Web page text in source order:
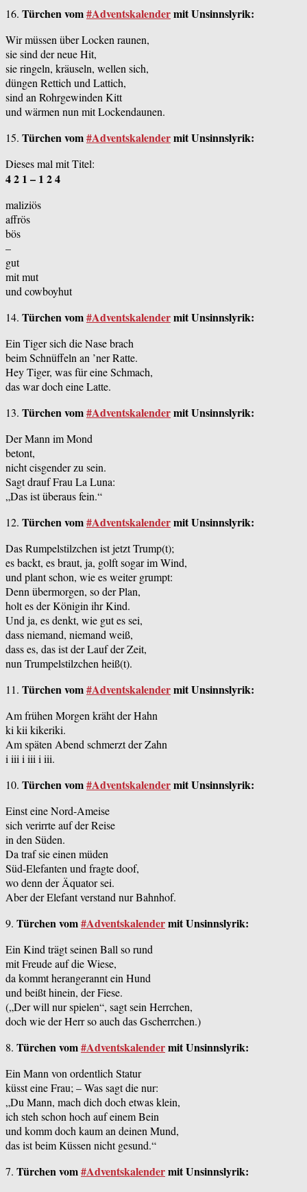
16. Türchen vom#Adventskalendermit Unsinnslyrik:
Wir müssen über Locken raunen,
sie sind der neue Hit,
sie ringeln, kräuseln, wellen sich,
düngen Rettich und Lattich,
sind an Rohrgewinden Kitt
und wärmen nun mit Lockendaunen.
15. Türchen vom#Adventskalendermit Unsinnslyrik:
Dieses mal mit Titel:
4 2 1 – 1 2 4
maliziös
affrös
bös
–
gut
mit mut
und cowboyhut
14. Türchen vom#Adventskalendermit Unsinnslyrik:
Ein Tiger sich die Nase brach
beim Schnüffeln an ’ner Ratte.
Hey Tiger, was für eine Schmach,
das war doch eine Latte.
13. Türchen vom#Adventskalendermit Unsinnslyrik:
Der Mann im Mond
betont,
nicht cisgender zu sein.
Sagt drauf Frau La Luna:
„Das ist überausfein.“
12. Türchen vom#Adventskalendermit Unsinnslyrik:
Das Rumpelstilzchen ist jetzt Trump(t);
es backt, es braut, ja, golft sogar im Wind,
und plant schon, wie es weiter grumpt:
Denn übermorgen, so der Plan,
holt es der Königin ihr Kind.
Und ja, es denkt, wie gut es sei,
dass niemand, niemand weiß,
dass es, das ist der Lauf der Zeit,
nun Trumpelstilzchen heiß(t).
11. Türchen vom#Adventskalendermit Unsinnslyrik:
Am frühen Morgen kräht der Hahn
ki kii kikeriki.
Am späten Abend schmerzt der Zahn
i iii i iii i iii.
10. Türchen vom#Adventskalendermit Unsinnslyrik:
Einst eine Nord-Ameise
sich verirrte auf der Reise
in den Süden.
Da traf sie einen müden
Süd-Elefanten und fragte doof,
wo denn der Äquator sei.
Aber der Elefant verstand nur Bahnhof.
9. Türchen vom#Adventskalendermit Unsinnslyrik:
Ein Kind trägt seinen Ball so rund
mit Freude auf die Wiese,
da kommt herangerannt ein Hund
und beißt hinein, der Fiese.
(„Der will nur spielen“, sagt sein Herrchen,
doch wie der Herr so auch das Gscherrchen.)
8. Türchen vom#Adventskalendermit Unsinnslyrik:
Ein Mann von ordentlich Statur
küsst eine Frau; – Was sagt die nur:
„Du Mann, mach dich doch etwas klein,
ich steh schon hoch auf einem Bein
und komm doch kaum an deinen Mund,
das ist beim Küssen nicht gesund.“
7. Türchen vom#Adventskalendermit Unsinnslyrik: